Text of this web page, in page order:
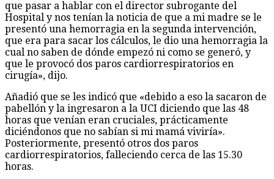
que pasar a hablar con el director subrogante del
Hospital y nos tenían la noticia de que a mi madre se le
presentó una hemorragia en la segunda intervención,
que era para sacar los cálculos, le dio una hemorragia la
cual no saben de dónde empezó ni como se generó, y
que le provocó dos paros cardiorrespiratorios en
cirugía», dijo.
Añadió que se les indicó que «debido a eso la sacaron de
pabellón y la ingresaron a la UCI diciendo que las 48
horas que venían eran cruciales, prácticamente
diciéndonos que no sabían si mi mamá viviría».
Posteriormente, presentó otros dos paros
cardiorrespiratorios, falleciendo cerca de las 15.30
horas.